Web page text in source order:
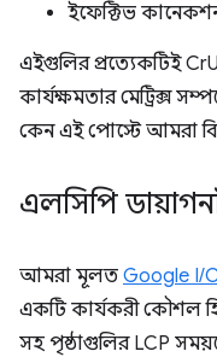
ইফেক্টিভ
এইগুলির প্রত্যেকটিই
কার্যক্ষমতার মেট্রিক্স
কেন এই পোস্টে আমরা
এলসিপি
আমরা মূলত Google I/O
একটি কার্যকরী কৌশল
সহ পৃষ্ঠাগুলির LCP